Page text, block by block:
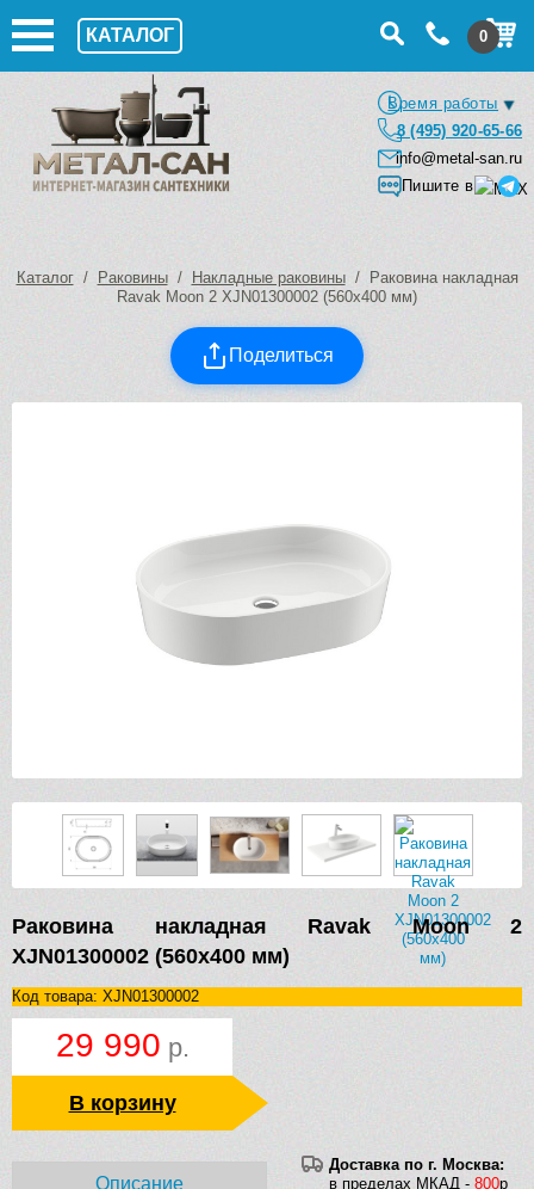
КАТАЛОГ 0
Время работы
8 (495) 920-65-66
info@metal-san.ru
Пишите в
Каталог/ Раковины/ Накладные раковины/ Раковина накладная
Ravak Moon 2 XJN01300002 (560х400 мм)
Поделиться
Раковина накладная Ravak Moon 2
XJN01300002 (560х400 мм)
Код товара: XJN01300002
29 990 р.
В корзину
Доставка по г. Москва:
в пределах МКАД - 800р
Описание